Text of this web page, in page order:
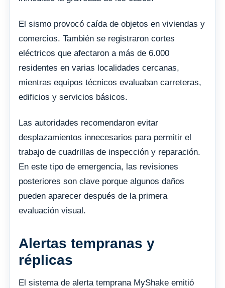
El sismo provocó caída de objetos en viviendas y
comercios. También se registraron cortes
eléctricos que afectaron a más de 6.000
residentes en varias localidades cercanas,
mientras equipos técnicos evaluaban carreteras,
edificios y servicios básicos.
Las autoridades recomendaron evitar
desplazamientos innecesarios para permitir el
trabajo de cuadrillas de inspección y reparación.
En este tipo de emergencia, las revisiones
posteriores son clave porque algunos daños
pueden aparecer después de la primera
evaluación visual.
Alertas tempranas y
réplicas
El sistema de alerta temprana MyShake emitió